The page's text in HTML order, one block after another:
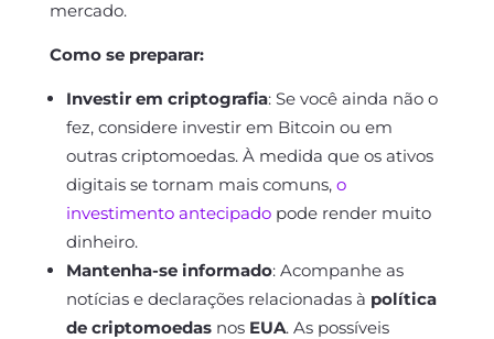
mercado.
Como se preparar:
Investir em criptografia: Se você ainda não o
fez, considere investir em Bitcoin ou em
outras criptomoedas. À medida que os ativos
digitais se tornam mais comuns, o
investimento antecipadopode render muito
dinheiro.
Mantenha-se informado: Acompanhe as
notícias e declarações relacionadas à política
de criptomoedasnos EUA. As possíveis